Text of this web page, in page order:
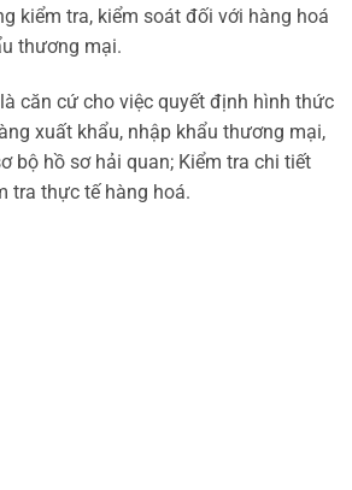
kiểm tra, kiểm soát đối với hàng hoá
thương mại.
căn cứ cho việc quyết định hình thức
xuất khẩu, nhập khẩu thương mại,
bộ hồ sơ hải quan; Kiểm tra chi tiết
tra thực tế hàng hoá.